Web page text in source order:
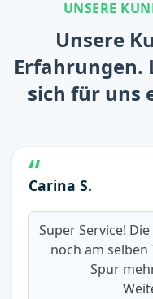
UNSERE
Unsere
Erfahrungen.
sich für uns
Carina S.
Super Service!
noch am selben
Spur